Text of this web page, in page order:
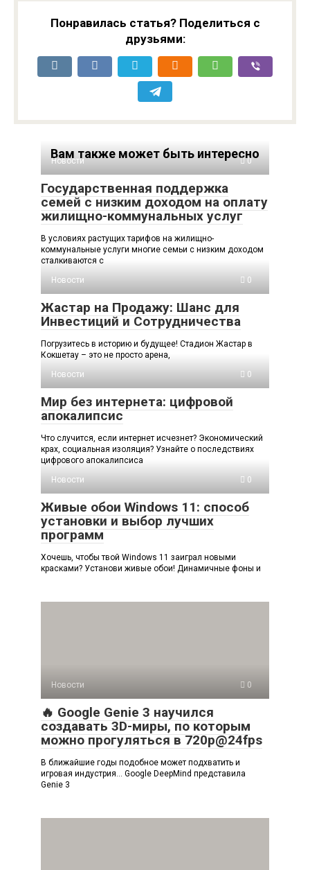
Понравилась статья? Поделиться с
друзьями:
Вам также может быть интересно
Новости 0
Государственная поддержка
семей с низким доходом на оплату
жилищно-коммунальных услуг
В условиях растущих тарифов на жилищно-
коммунальные услуги многие семьи с низким доходом
сталкиваются с
Новости
0
Жастар на Продажу: Шанс для
Инвестиций и Сотрудничества
Погрузитесь в историю и будущее! Стадион Жастар в
Кокшетау – это не просто арена,
Новости
0
Мир без интернета: цифровой
апокалипсис
Что случится, если интернет исчезнет? Экономический
крах, социальная изоляция? Узнайте о последствиях
цифрового апокалипсиса
Новости
0
Живые обои Windows 11: способ
установки и выбор лучших
программ
Хочешь, чтобы твой Windows 11 заиграл новыми
красками? Установи живые обои! Динамичные фоны и
Новости 0
🔥 Google Genie 3 научился
создавать 3D-миры, по которым
можно прогуляться в 720p@24fps
В ближайшие годы подобное может подхватить и
игровая индустрия… Google DeepMind представила
Genie 3